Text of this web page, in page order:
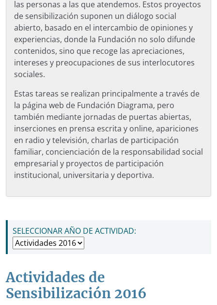
las personas a las que atendemos. Estos proyectos
de sensibilización suponen un diálogo social
abierto, basado en el intercambio de opiniones y
experiencias, donde la Fundación no solo difunde
contenidos, sino que recoge las apreciaciones,
intereses y preocupaciones de sus interlocutores
sociales.
Estas tareas se realizan principalmente a través de
la página web de Fundación Diagrama, pero
también mediante jornadas de puertas abiertas,
inserciones en prensa escrita y online, apariciones
en radio y televisión, charlas de participación
familiar, concienciación de la responsabilidad social
empresarial y proyectos de participación
institucional, universitaria y deportiva.
NAVEGACIÓN PRINCIPAL
SELECCIONAR AÑO DE ACTIVIDAD:
Actividades de
Sensibilización 2016